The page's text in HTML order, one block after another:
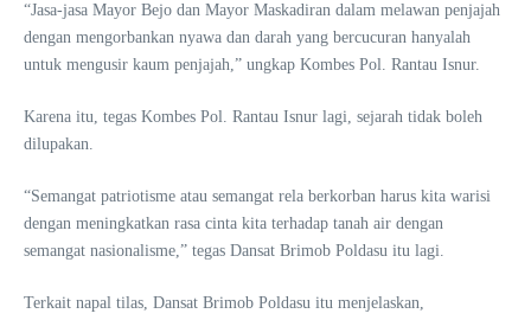
“Jasa-jasa Mayor Bejo dan Mayor Maskadiran dalam melawan penjajah
dengan mengorbankan nyawa dan darah yang bercucuran hanyalah
untuk mengusir kaum penjajah,” ungkap Kombes Pol. Rantau Isnur.
Karena itu, tegas Kombes Pol. Rantau Isnur lagi, sejarah tidak boleh
dilupakan.
“Semangat patriotisme atau semangat rela berkorban harus kita warisi
dengan meningkatkan rasa cinta kita terhadap tanah air dengan
semangat nasionalisme,” tegas Dansat Brimob Poldasu itu lagi.
Terkait napal tilas, Dansat Brimob Poldasu itu menjelaskan,